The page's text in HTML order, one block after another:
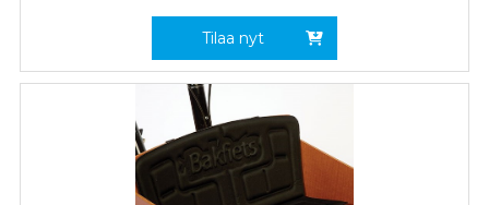
Tilaa nyt